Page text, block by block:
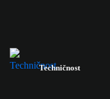
Techničnost